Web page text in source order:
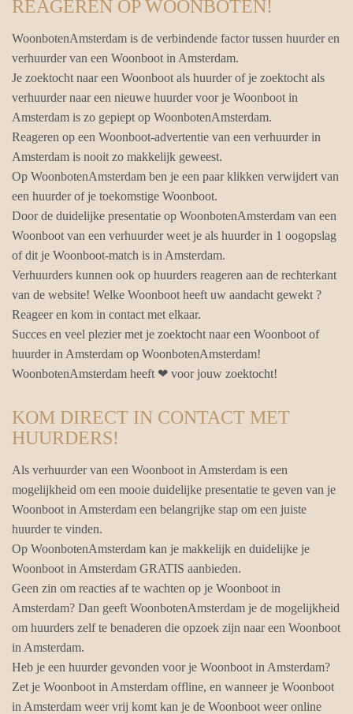
REAGEREN OP WOONBOTEN!
WoonbotenAmsterdam is de verbindende factor tussen huurder en
verhuurder van een Woonboot in Amsterdam.
Je zoektocht naar een Woonboot als huurder of je zoektocht als
verhuurder naar een nieuwe huurder voor je Woonboot in
Amsterdam is zo gepiept op WoonbotenAmsterdam.
Reageren op een Woonboot-advertentie van een verhuurder in
Amsterdam is nooit zo makkelijk geweest.
Op WoonbotenAmsterdam ben je een paar klikken verwijdert van
een huurder of je toekomstige Woonboot.
Door de duidelijke presentatie op WoonbotenAmsterdam van een
Woonboot van een verhuurder weet je als huurder in 1 oogopslag
of dit je Woonboot-match is in Amsterdam.
Verhuurders kunnen ook op huurders reageren aan de rechterkant
van de website! Welke Woonboot heeft uw aandacht gewekt ?
Reageer en kom in contact met elkaar.
Succes en veel plezier met je zoektocht naar een Woonboot of
huurder in Amsterdam op WoonbotenAmsterdam!
WoonbotenAmsterdam heeft ❤ voor jouw zoektocht!
KOM DIRECT IN CONTACT MET
HUURDERS!
Als verhuurder van een Woonboot in Amsterdam is een
mogelijkheid om een mooie duidelijke presentatie te geven van je
Woonboot in Amsterdam een belangrijke stap om een juiste
huurder te vinden.
Op WoonbotenAmsterdam kan je makkelijk en duidelijke je
Woonboot in Amsterdam GRATIS aanbieden.
Geen zin om reacties af te wachten op je Woonboot in
Amsterdam? Dan geeft WoonbotenAmsterdam je de mogelijkheid
om huurders zelf te benaderen die opzoek zijn naar een Woonboot
in Amsterdam.
Heb je een huurder gevonden voor je Woonboot in Amsterdam?
Zet je Woonboot in Amsterdam offline, en wanneer je Woonboot
in Amsterdam weer vrij komt kan je de Woonboot weer online